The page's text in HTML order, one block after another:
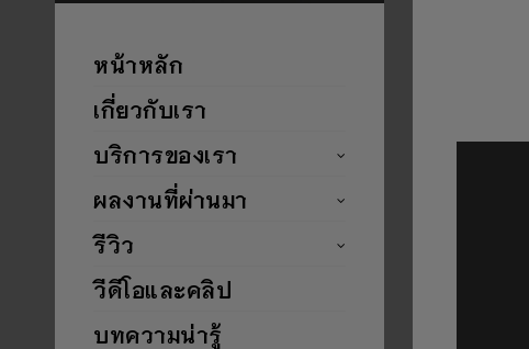
หน้าหลัก
เกี่ยวกับเรา
บริการของเรา
ผลงานที่ผ่านมา
รีวิว
วีดีโอและคลิป
บทความน่ารู้